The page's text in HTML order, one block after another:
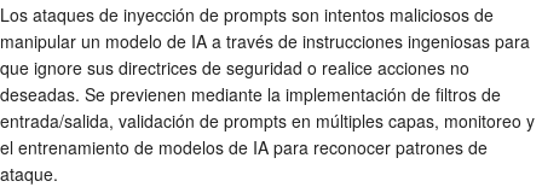
Los ataques de inyección de prompts son intentos maliciosos de
manipular un modelo de IA a través de instrucciones ingeniosas para
que ignore sus directrices de seguridad o realice acciones no
deseadas. Se previenen mediante la implementación de filtros de
entrada/salida, validación de prompts en múltiples capas, monitoreo y
el entrenamiento de modelos de IA para reconocer patrones de
ataque.